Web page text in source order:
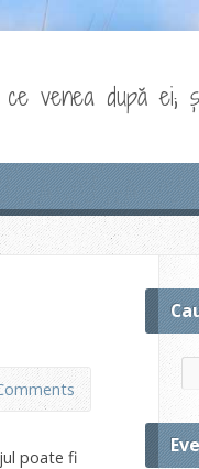
ce venea după ei;
poate fi